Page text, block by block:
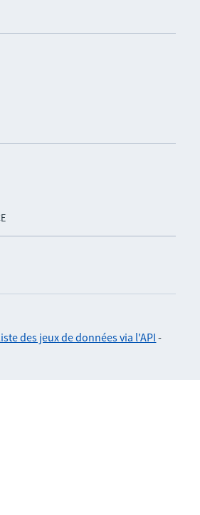
des jeux de données via l'API -